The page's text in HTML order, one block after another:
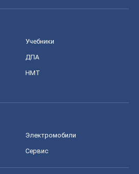
Учебники
ДПА
НМТ
Электромобили
Сервис